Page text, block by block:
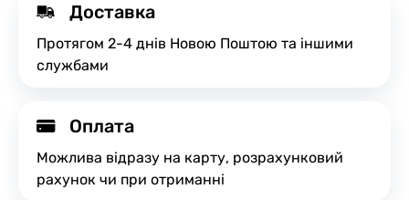
Доставка
Протягом 2-4 днів Новою Поштою та іншими
службами
Оплата
Можлива відразу на карту, розрахунковий
рахунок чи при отриманні